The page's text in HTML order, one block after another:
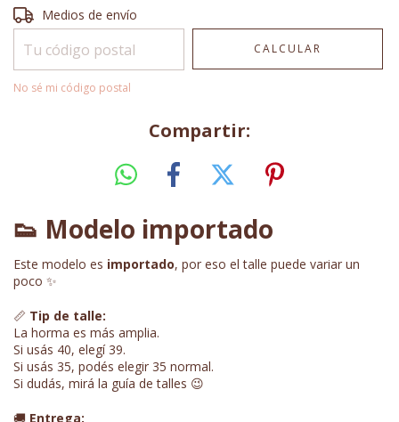
Entregas para el CP:
Medios de envío
CALCULAR
No sé mi código postal
Compartir:
👟 Modelo importado
Este modelo es importado, por eso el talle puede variar un
poco ✨
📏 Tip de talle:
La horma es más amplia.
Si usás 40, elegí 39.
Si usás 35, podés elegir 35 normal.
Si dudás, mirá la guía de talles 😉
🚚 Entrega: